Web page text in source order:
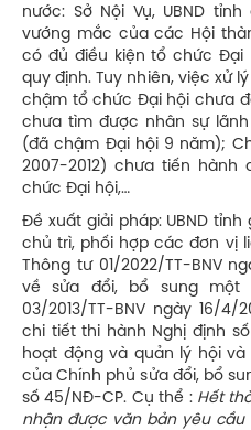
nước: Sở Nội Vụ, UBND
vướng mắc của các Hội
có đủ điều kiện tổ chức Đại
quy định. Tuy nhiên, việc xử
chậm tổ chức Đại hội chưa
chưa tìm được nhân sự
(đã chậm Đại hội 9 năm);
2007-2012) chưa tiến
chức Đại hội,…
Đề xuất giải pháp: UBND
chủ trì, phối hợp các đơn vị
Thông tư 01/2022/TT-BNV
về sửa đổi, bổ sung một
03/2013/TT-BNV ngày 16/
chi tiết thi hành Nghị định
hoạt động và quản lý hội và
của Chính phủ sửa đổi, bổ
số 45/NĐ-CP. Cụ thể : Hết
nhận được văn bản yêu